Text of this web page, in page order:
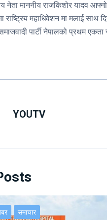
नेता माननीय राजकिशोर यादव
महाधिवेशन मा मलाई साथ
पार्टी नेपालको प्रथम एकता
YOUTV
समाचार